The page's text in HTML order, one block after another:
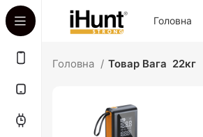
Головна
Головна Товар Вага 22кг